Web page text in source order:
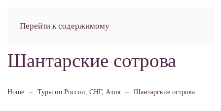
Перейти к содержимому
Шантарские сотрова
Home Туры по России, СНГ, Азия Шантарские острова